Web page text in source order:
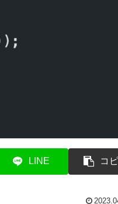
LINE コ